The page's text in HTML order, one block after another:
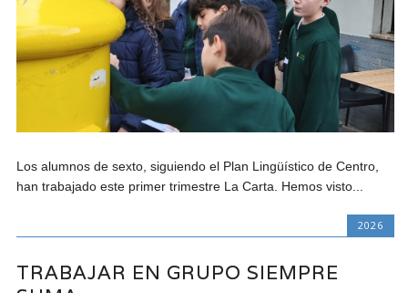
Los alumnos de sexto, siguiendo el Plan Lingüístico de Centro,
han trabajado este primer trimestre La Carta. Hemos visto...
2026
TRABAJAR EN GRUPO SIEMPRE